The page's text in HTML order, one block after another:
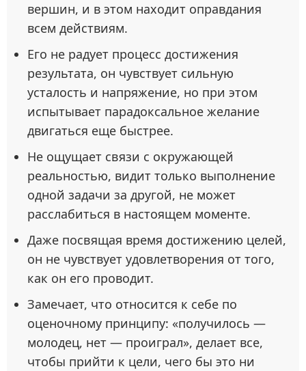
вершин, и в этом находит оправдания
всем действиям.
Его не радует процесс достижения
результата, он чувствует сильную
усталость и напряжение, но при этом
испытывает парадоксальное желание
двигаться еще быстрее.
Не ощущает связи с окружающей
реальностью, видит только выполнение
одной задачи за другой, не может
расслабиться в настоящем моменте.
Даже посвящая время достижению целей,
он не чувствует удовлетворения от того,
как он его проводит.
Замечает, что относится к себе по
оценочному принципу: «получилось —
молодец, нет — проиграл», делает все,
чтобы прийти к цели, чего бы это ни